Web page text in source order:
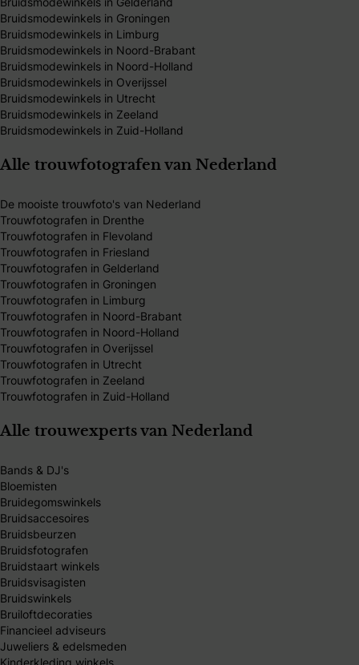
Bruidsmodewinkels in Groningen
Bruidsmodewinkels in Limburg
Bruidsmodewinkels in Noord-Brabant
Bruidsmodewinkels in Noord-Holland
Bruidsmodewinkels in Overijssel
Bruidsmodewinkels in Utrecht
Bruidsmodewinkels in Zeeland
Bruidsmodewinkels in Zuid-Holland
Alle trouwfotografen van Nederland
De mooiste trouwfoto's van Nederland
Trouwfotografen in Drenthe
Trouwfotografen in Flevoland
Trouwfotografen in Friesland
Trouwfotografen in Gelderland
Trouwfotografen in Groningen
Trouwfotografen in Limburg
Trouwfotografen in Noord-Brabant
Trouwfotografen in Noord-Holland
Trouwfotografen in Overijssel
Trouwfotografen in Utrecht
Trouwfotografen in Zeeland
Trouwfotografen in Zuid-Holland
Alle trouwexperts van Nederland
Bands & DJ's
Bloemisten
Bruidegomswinkels
Bruidsaccesoires
Bruidsbeurzen
Bruidsfotografen
Bruidstaart winkels
Bruidsvisagisten
Bruidswinkels
Bruiloftdecoraties
Financieel adviseurs
Juweliers & edelsmeden